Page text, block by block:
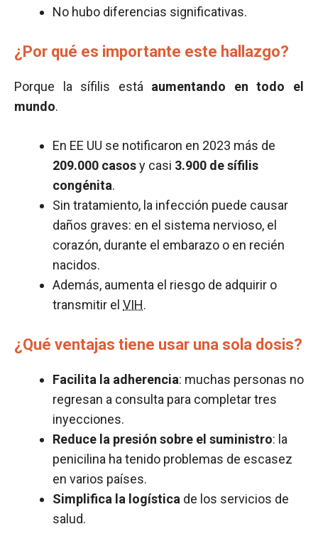
No hubo diferencias significativas.
¿Por qué es importante este hallazgo?
Porque la sífilis está aumentando en todo el
mundo.
En EE UU se notificaron en 2023 más de
209.000 casosy casi 3.900 de sífilis
congénita.
Sin tratamiento, la infección puede causar
daños graves: en el sistema nervioso, el
corazón, durante el embarazo o en recién
nacidos.
Además, aumenta el riesgo de adquirir o
transmitir el VIH.
¿Qué ventajas tiene usar una sola dosis?
Facilita la adherencia: muchas personas no
regresan a consulta para completar tres
inyecciones.
Reduce la presión sobre el suministro: la
penicilina ha tenido problemas de escasez
en varios países.
Simplifica la logística de los servicios de
salud.